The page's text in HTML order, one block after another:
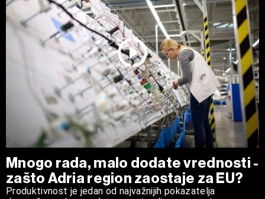
Mnogo rada, malo dodate vrednosti -
zašto Adria region zaostaje za EU?
Produktivnost je jedan od najvažnijih pokazatelja